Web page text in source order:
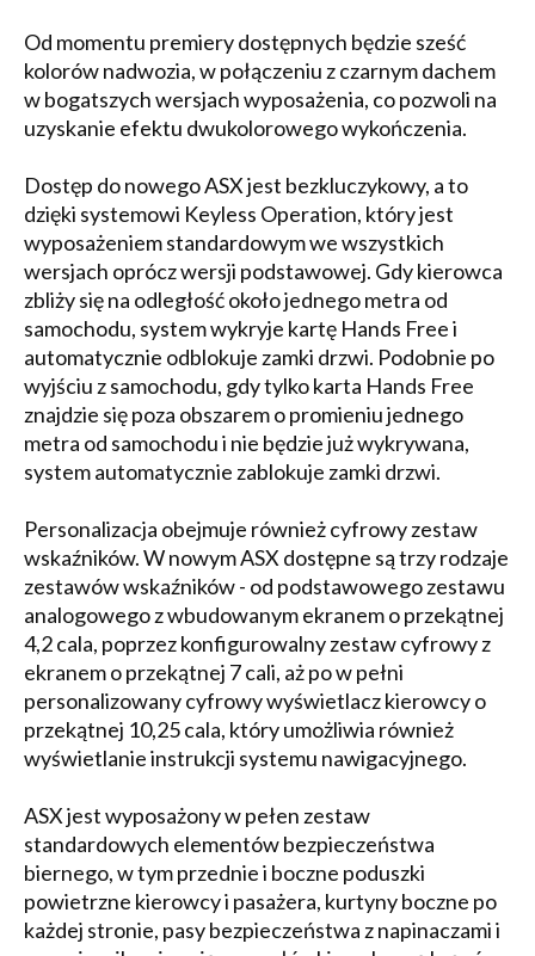
Od momentu premiery dostępnych będzie sześć
kolorów nadwozia, w połączeniu z czarnym dachem
w bogatszych wersjach wyposażenia, co pozwoli na
uzyskanie efektu dwukolorowego wykończenia.
Dostęp do nowego ASX jest bezkluczykowy, a to
dzięki systemowi Keyless Operation, który jest
wyposażeniem standardowym we wszystkich
wersjach oprócz wersji podstawowej. Gdy kierowca
zbliży się na odległość około jednego metra od
samochodu, system wykryje kartę Hands Free i
automatycznie odblokuje zamki drzwi. Podobnie po
wyjściu z samochodu, gdy tylko karta Hands Free
znajdzie się poza obszarem o promieniu jednego
metra od samochodu i nie będzie już wykrywana,
system automatycznie zablokuje zamki drzwi.
Personalizacja obejmuje również cyfrowy zestaw
wskaźników. W nowym ASX dostępne są trzy rodzaje
zestawów wskaźników - od podstawowego zestawu
analogowego z wbudowanym ekranem o przekątnej
4,2 cala, poprzez konfigurowalny zestaw cyfrowy z
ekranem o przekątnej 7 cali, aż po w pełni
personalizowany cyfrowy wyświetlacz kierowcy o
przekątnej 10,25 cala, który umożliwia również
wyświetlanie instrukcji systemu nawigacyjnego.
ASX jest wyposażony w pełen zestaw
standardowych elementów bezpieczeństwa
biernego, w tym przednie i boczne poduszki
powietrzne kierowcy i pasażera, kurtyny boczne po
każdej stronie, pasy bezpieczeństwa z napinaczami i